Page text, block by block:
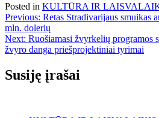
Posted in KULTŪRA IR
Navigacija
tarp
įrašų
Previous: Retas Stradivarijaus smuikas
mln. dolerių
Next: Ruošiamasi žvyrkelių programos
žvyro danga priešprojektiniai tyrimai
Susiję įrašai